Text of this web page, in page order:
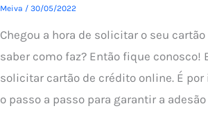
Meiva / 30/05/2022
Chegou a hora de solicitar o seu
saber como faz? Então fique conosco!
solicitar cartão de crédito online. É
o passo a passo para garantir a